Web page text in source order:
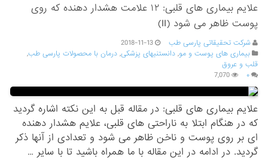
علایم بیماری های قلبی: ۱۲ علامت هشدار دهنده که روی
پوست ظاهر می شود (II)
شرکت تحقیقاتی پارسی طب
2018-11-13
بیماری های پوست و مو,دانستنیهای پزشکی,درمان با محصولات پارسی طب,
قلب و عروق
۰
7,070
علایم بیماری های قلبی: در مقاله قبل به این نکته اشاره گردید
که در هنگام ابتلا به ناراحتی های قلبی، علایم هشدار دهنده
ای بر روی پوست و ناخن ظاهر می شود و تعدادی از آنها ذکر
گردید. در ادامه در این مقاله با ما همراه باشید تا با سایر …